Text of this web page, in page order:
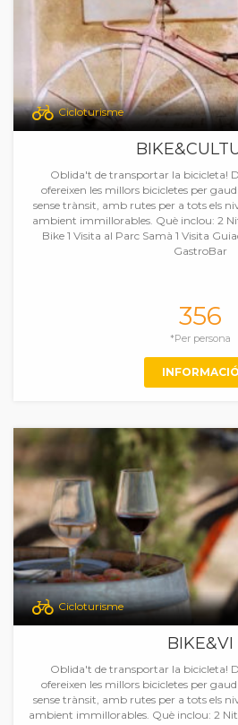
Cicloturisme
Oblida't de transportar la bicicleta!
ofereixen les millors bicicletes per
sense trànsit, amb rutes per a tots els
ambient immillorables. Què inclou: 2
Bike 1 Visita al Parc Samà 1 Visita
GastroBar
356
*Per persona
INFORMACIÓ
Cicloturisme
BIKE&VI
Oblida't de transportar la bicicleta!
ofereixen les millors bicicletes per
sense trànsit, amb rutes per a tots els
ambient immillorables. Què inclou: 2